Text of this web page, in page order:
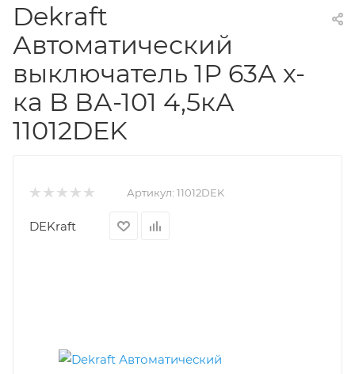
Dekraft
Автоматический
выключатель 1Р 63А х-
ка B ВА-101 4,5кА
11012DEK
Артикул: 11012DEK
DEKraft